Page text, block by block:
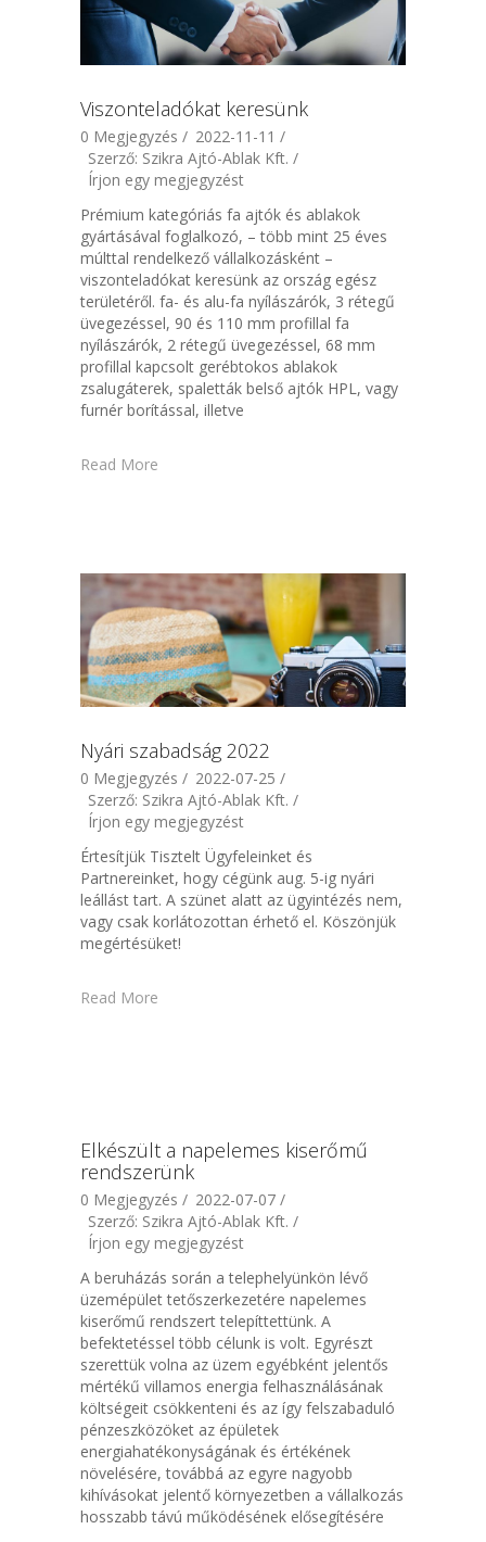
Viszonteladókat keresünk
0 Megjegyzés / 2022-11-11 /
Szerző: Szikra Ajtó-Ablak Kft. /
Írjon egy megjegyzést
Prémium kategóriás fa ajtók és ablakok
gyártásával foglalkozó, – több mint 25 éves
múlttal rendelkező vállalkozásként –
viszonteladókat keresünk az ország egész
területéről. fa- és alu-fa nyílászárók, 3 rétegű
üvegezéssel, 90 és 110 mm profillal fa
nyílászárók, 2 rétegű üvegezéssel, 68 mm
profillal kapcsolt gerébtokos ablakok
zsalugáterek, spaletták belső ajtók HPL, vagy
furnér borítással, illetve
Read More
Nyári szabadság 2022
0 Megjegyzés / 2022-07-25 /
Szerző: Szikra Ajtó-Ablak Kft. /
Írjon egy megjegyzést
Értesítjük Tisztelt Ügyfeleinket és
Partnereinket, hogy cégünk aug. 5-ig nyári
leállást tart. A szünet alatt az ügyintézés nem,
vagy csak korlátozottan érhető el. Köszönjük
megértésüket!
Read More
Elkészült a napelemes kiserőmű
rendszerünk
0 Megjegyzés / 2022-07-07 /
Szerző: Szikra Ajtó-Ablak Kft. /
Írjon egy megjegyzést
A beruházás során a telephelyünkön lévő
üzemépület tetőszerkezetére napelemes
kiserőmű rendszert telepíttettünk. A
befektetéssel több célunk is volt. Egyrészt
szerettük volna az üzem egyébként jelentős
mértékű villamos energia felhasználásának
költségeit csökkenteni és az így felszabaduló
pénzeszközöket az épületek
energiahatékonyságának és értékének
növelésére, továbbá az egyre nagyobb
kihívásokat jelentő környezetben a vállalkozás
hosszabb távú működésének elősegítésére